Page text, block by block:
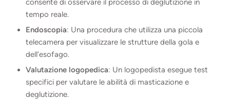
consente di osservare il processo di deglutizione in
tempo reale.
Endoscopia: Una procedura che utilizza una piccola
telecamera per visualizzare le strutture della gola e
dell’esofago.
Valutazione logopedica: Un logopedista esegue test
specifici per valutare le abilità di masticazione e
deglutizione.